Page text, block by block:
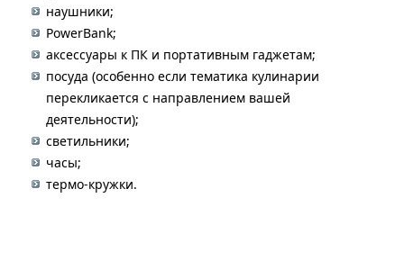
наушники;
PowerBank;
аксессуары к ПК и портативным гаджетам;
посуда (особенно если тематика кулинарии
перекликается с направлением вашей
деятельности);
светильники;
часы;
термо-кружки.